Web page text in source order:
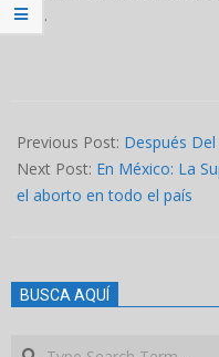
la DJ.
09-
09
Previous Post: Después
Next Post: En México: La
el aborto en todo el país
BUSCA AQUÍ
Search